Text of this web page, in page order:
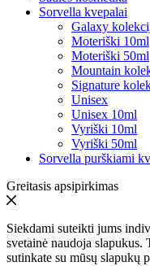
Sorvella kvepalai
Galaxy
Moteriški 10ml
Moteriški 50ml
Mountain
Signature
Unisex
Unisex 10ml
Vyriški 10ml
Vyriški 50ml
Sorvella purškiami
Greitasis apsipirkimas
Siekdami suteikti jums
svetainė naudoja slapukus.
sutinkate su mūsų slapukų